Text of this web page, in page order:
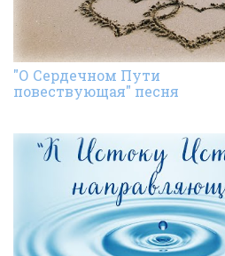
"О Сердечном Пути
повествующая" песня